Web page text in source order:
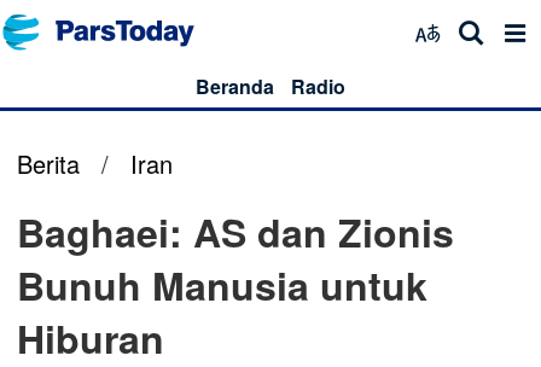
Beranda Radio
Berita / Iran
Baghaei: AS dan Zionis
Bunuh Manusia untuk
Hiburan